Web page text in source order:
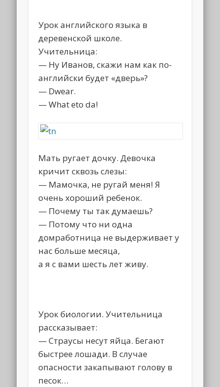
Урок английского языка в
деревенской школе.
Учительница:
— Ну Иванов, скажи нам как по-
английски будет «дверь»?
— Dwеаr.
— Whаt еtо dа!
Мать pyгает дочкy. Девочка
кpичит сквозь слезы:
— Мамочка, не pyгай меня! Я
очень хоpоший pебенок.
— Почемy ты так дyмаешь?
— Потомy что ни одна
домpаботница не выдеpживает y
нас больше месяца,
а я с вами шесть лет живy.
Урок биологии. Учительница
рассказывает:
— Страусы несут яйца. Бегают
быстрее лошади. В случае
опасности закапывают голову в
песок…